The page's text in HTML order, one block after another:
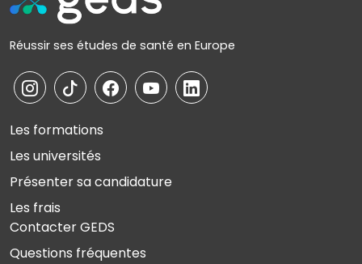
Réussir ses études de santé en Europe
Les formations
Les universités
Présenter sa candidature
Les frais
Contacter GEDS
Questions fréquentes